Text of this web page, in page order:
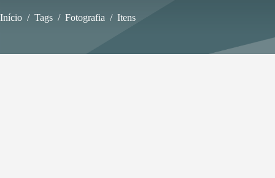
Início / Tags / Fotografia / Itens